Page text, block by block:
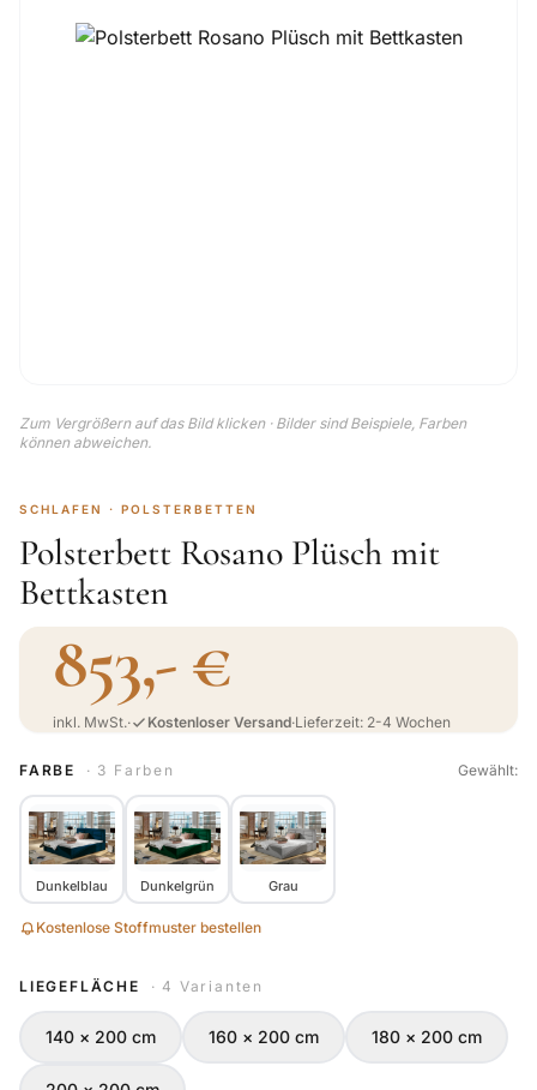
Zum Vergrößern auf das Bild klicken · Bilder sind Beispiele, Farben
können abweichen.
SCHLAFEN · POLSTERBETTEN
Polsterbett Rosano Plüsch mit
Bettkasten
853,- €
inkl. MwSt.· Kostenloser Versand·Lieferzeit: 2-4 Wochen
FARBE · 3 Farben Gewählt:
Dunkelblau Dunkelgrün Grau
Kostenlose Stoffmuster bestellen
LIEGEFLÄCHE · 4 Varianten
140 × 200 cm 160 × 200 cm 180 × 200 cm